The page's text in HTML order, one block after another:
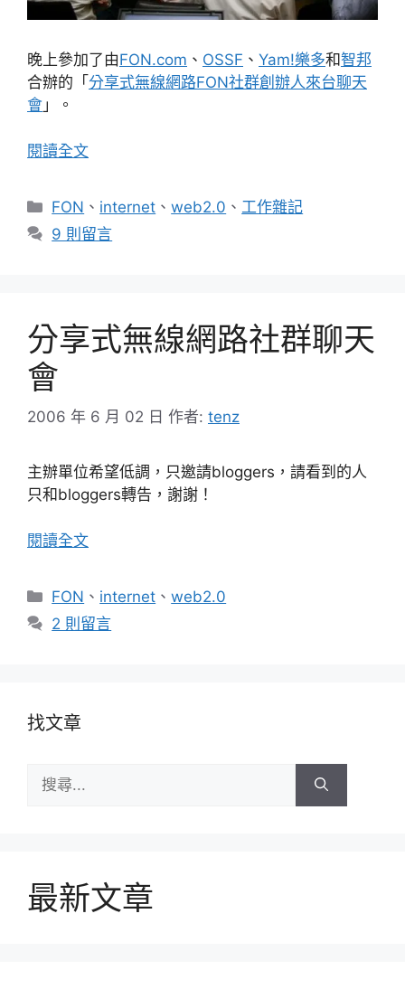
晚上參加了由FON.com 、 OSSF 、 Yam!樂多和智邦
合辦的「 分享式無線網路FON社群創辦人來台聊天
會 」。
閱讀全文
分
類
FON 、 internet 、web2.0 、 工作雜記
9 則留言
分享式無線網路社群聊天
會
2006 年 6 月 02 日 作者: tenz
主辦單位希望低調，只邀請bloggers，請看到的人
只和bloggers轉告，謝謝！
閱讀全文
分
類
FON 、 internet 、web2.0
2 則留言
找文章
尋:
最新文章